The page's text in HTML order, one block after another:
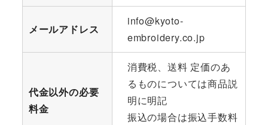
メールアドレス
info@kyoto-
embroidery.co.jp
代金以外の必要
料金
消費税、送料 定価のあ
るものについては商品説
明に明記
振込の場合は振込手数料